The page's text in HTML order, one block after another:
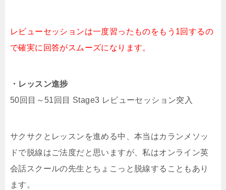
レビューセッションは一度習ったものをもう1回するの
で確実に回答がスムーズになります。
・レッスン進捗
50回目～51回目 Stage3 レビューセッション突入
サクサクとレッスンを進める中、本当はカランメソッ
ドで脱線はご法度だと思いますが、私はオンライン英
会話スクールの先生とちょこっと脱線することもあり
ます。